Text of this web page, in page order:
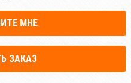
МНЕ
ЗАКАЗ